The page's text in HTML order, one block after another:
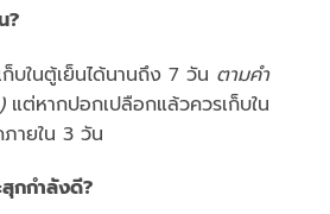
?
บในตู้เย็นได้นานถึง 7 วัน ตามคำ
แต่หากปอกเปลือกแล้วควรเก็บใน
ายใน 3 วัน
สุกกำลังดี?